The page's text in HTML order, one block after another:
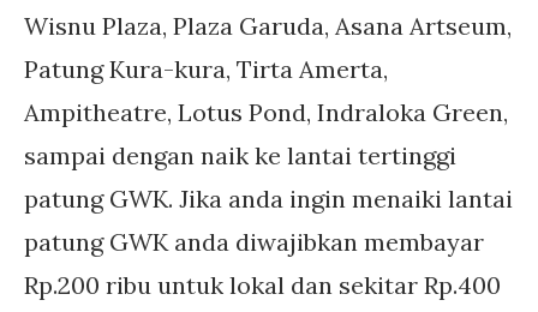
Wisnu Plaza, Plaza Garuda, Asana Artseum,
Patung Kura-kura, Tirta Amerta,
Ampitheatre, Lotus Pond, Indraloka Green,
sampai dengan naik ke lantai tertinggi
patung GWK. Jika anda ingin menaiki lantai
patung GWK anda diwajibkan membayar
Rp.200 ribu untuk lokal dan sekitar Rp.400